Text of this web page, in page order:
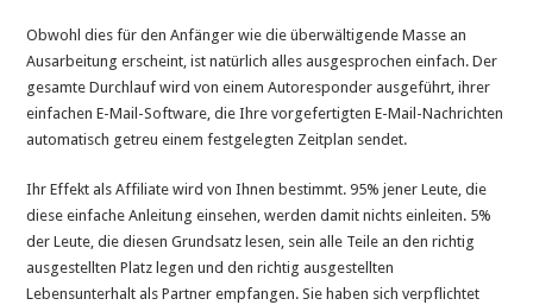
Obwohl dies für den Anfänger wie die überwältigende Masse an
Ausarbeitung erscheint, ist natürlich alles ausgesprochen einfach. Der
gesamte Durchlauf wird von einem Autoresponder ausgeführt, ihrer
einfachen E-Mail-Software, die Ihre vorgefertigten E-Mail-Nachrichten
automatisch getreu einem festgelegten Zeitplan sendet.
Ihr Effekt als Affiliate wird von Ihnen bestimmt. 95% jener Leute, die
diese einfache Anleitung einsehen, werden damit nichts einleiten. 5%
der Leute, die diesen Grundsatz lesen, sein alle Teile an den richtig
ausgestellten Platz legen und den richtig ausgestellten
Lebensunterhalt als Partner empfangen. Sie haben sich verpflichtet